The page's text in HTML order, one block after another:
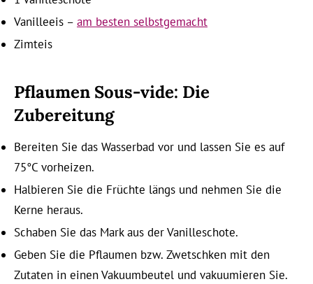
Vanilleeis – am besten selbstgemacht
Zimteis
Pflaumen Sous-vide: Die
Zubereitung
Bereiten Sie das Wasserbad vor und lassen Sie es auf
75°C vorheizen.
Halbieren Sie die Früchte längs und nehmen Sie die
Kerne heraus.
Schaben Sie das Mark aus der Vanilleschote.
Geben Sie die Pflaumen bzw. Zwetschken mit den
Zutaten in einen Vakuumbeutel und vakuumieren Sie.